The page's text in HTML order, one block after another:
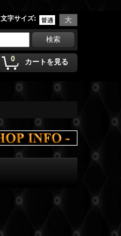
文字サイズ:
0 カートを見る